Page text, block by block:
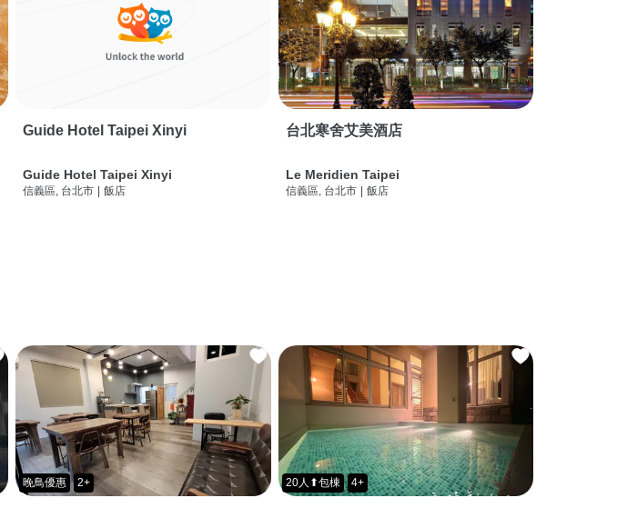
Guide Hotel Taipei Xinyi
Guide Hotel Taipei Xinyi
信義區, 台北市 | 飯店
台北寒舍艾美酒店
Le Meridien Taipei
信義區, 台北市 | 飯店
晚鳥優惠 2+ 20人⬆包棟 4+